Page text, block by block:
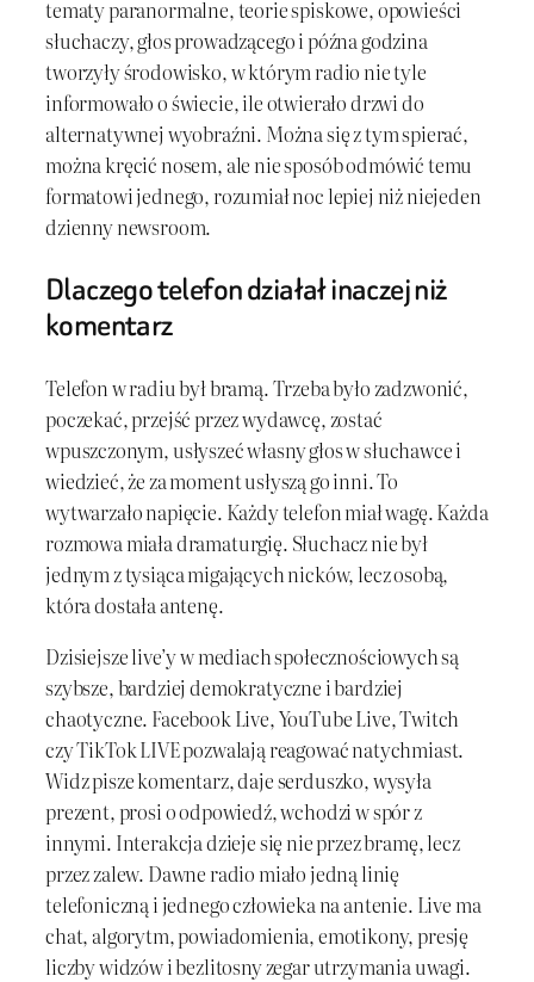
tematy paranormalne, teorie spiskowe, opowieści
słuchaczy, głos prowadzącego i późna godzina
tworzyły środowisko, w którym radio nie tyle
informowało o świecie, ile otwierało drzwi do
alternatywnej wyobraźni. Można się z tym spierać,
można kręcić nosem, ale nie sposób odmówić temu
formatowi jednego, rozumiał noc lepiej niż niejeden
dzienny newsroom.
Dlaczego telefon działał inaczej niż
komentarz
Telefon w radiu był bramą. Trzeba było zadzwonić,
poczekać, przejść przez wydawcę, zostać
wpuszczonym, usłyszeć własny głos w słuchawce i
wiedzieć, że za moment usłyszą go inni. To
wytwarzało napięcie. Każdy telefon miał wagę. Każda
rozmowa miała dramaturgię. Słuchacz nie był
jednym z tysiąca migających nicków, lecz osobą,
która dostała antenę.
Dzisiejsze live’y w mediach społecznościowych są
szybsze, bardziej demokratyczne i bardziej
chaotyczne. Facebook Live, YouTube Live, Twitch
czy TikTok LIVE pozwalają reagować natychmiast.
Widz pisze komentarz, daje serduszko, wysyła
prezent, prosi o odpowiedź, wchodzi w spór z
innymi. Interakcja dzieje się nie przez bramę, lecz
przez zalew. Dawne radio miało jedną linię
telefoniczną i jednego człowieka na antenie. Live ma
chat, algorytm, powiadomienia, emotikony, presję
liczby widzów i bezlitosny zegar utrzymania uwagi.